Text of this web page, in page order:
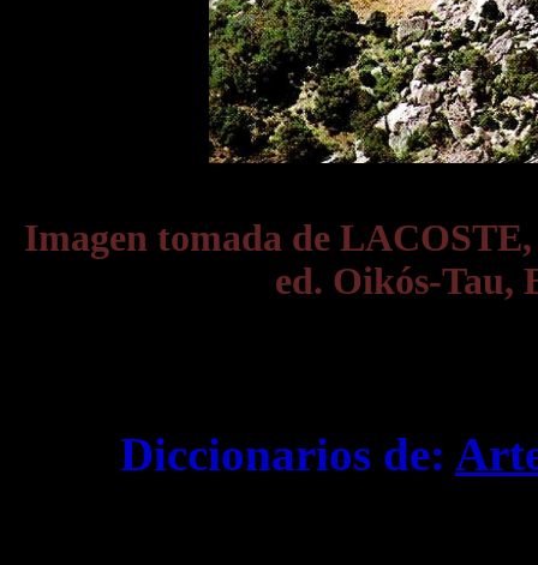
Imagen tomada de
ed. Oikós-Tau,
Diccionarios de: